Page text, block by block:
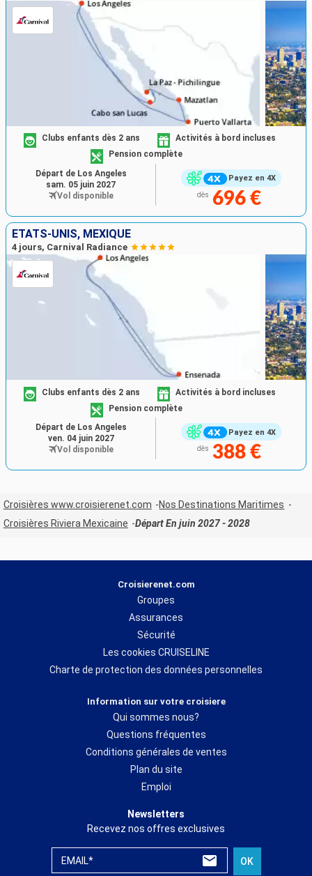
Payez en 4X
Clubs enfants dès 2 ans
Activités à bord incluses
Pension complète
dès 696 €
Départ de Los Angeles
sam. 05 juin 2027
Vol disponible
ÉTATS-UNIS, MEXIQUE
4 jours, Carnival Radiance
Payez en 4X
Clubs enfants dès 2 ans
Activités à bord incluses
Pension complète
dès 388 €
Départ de Los Angeles
ven. 04 juin 2027
Vol disponible
Croisières www.croisierenet.com
Nos Destinations Maritimes
Croisières Riviera Mexicaine
Départ En juin 2027 - 2028
Croisierenet.com
Groupes
Assurances
Sécurité
Les cookies CRUISELINE
Charte de protection des données personnelles
Information sur votre croisiere
Qui sommes nous?
Questions fréquentes
Conditions générales de ventes
Plan du site
Emploi
Newsletters
Recevez nos offres exclusives
EMAIL* OK